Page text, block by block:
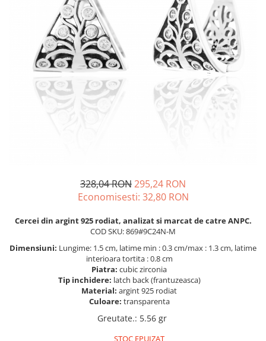
PIERCING
SETURI BIJUTERII
ACE DE CRAVATA
BRATARI PENTRU PICIOR
BRATARA TIP ROZARIU
LANTURI TIP ROZARIU
328,04 RON295,24 RON
Economisesti: 32,80 RON
Cercei din argint 925 rodiat, analizat si marcat de catre ANPC.
COD SKU: 869#9C24N-M
Dimensiuni: Lungime: 1.5 cm, latime min : 0.3 cm/max : 1.3 cm, latime
interioara tortita : 0.8 cm
Piatra: cubic zirconia
Tip inchidere: latch back (frantuzeasca)
Material: argint 925 rodiat
Culoare: transparenta
Greutate.: 5.56 gr
STOC EPUIZAT